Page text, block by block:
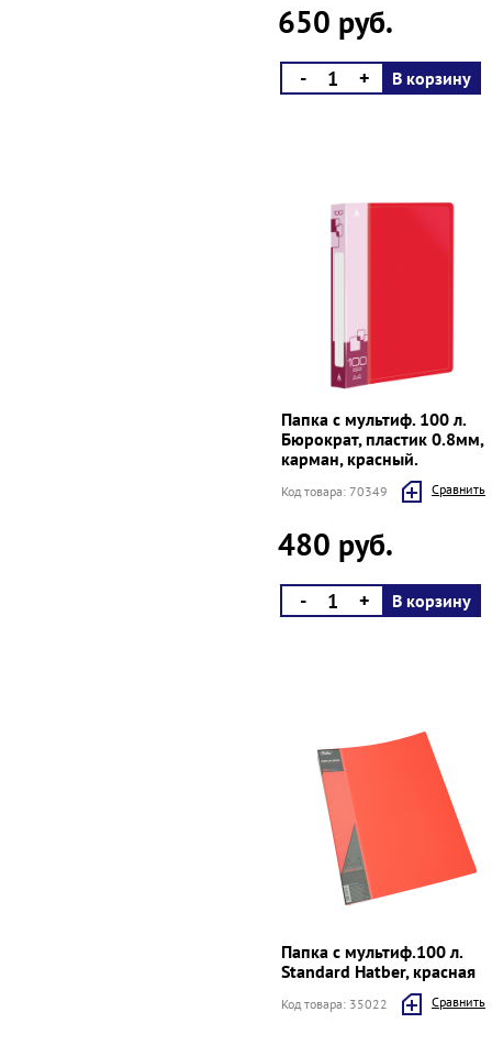
650 руб.
- + В корзину
Папка с мультиф. 100 л.
Бюрократ, пластик 0.8мм,
карман, красный.
Код товара: 70349 Cравнить
480 руб.
- + В корзину
Папка с мультиф.100 л.
Standard Hatber, красная
Код товара: 35022 Cравнить